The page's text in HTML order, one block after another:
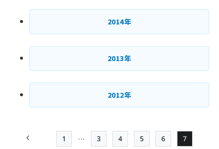
2014年
2013年
2012年
前ページ 先頭ページ
1 …
Page
3
Page
4
Page
5
Page
6
Page
7